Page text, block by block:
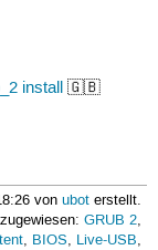
install 🇬🇧
vonubot erstellt.
zugewiesen:GRUB 2,
, BIOS, Live-USB,